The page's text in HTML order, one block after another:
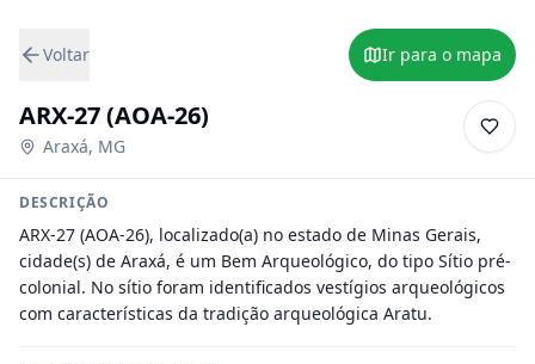
Voltar Ir para o mapa
ARX-27 (AOA-26)
Araxá, MG
DESCRIÇÃO
ARX-27 (AOA-26), localizado(a) no estado de Minas Gerais,
cidade(s) de Araxá, é um Bem Arqueológico, do tipo Sítio pré-
colonial. No sítio foram identificados vestígios arqueológicos
com características da tradição arqueológica Aratu.